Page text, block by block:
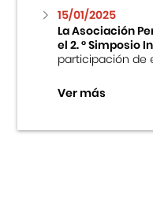
15/01/2025
La Asociación
el 2. ° Simposio
participación de
Ver más